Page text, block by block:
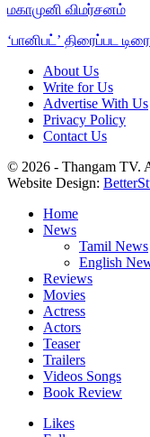
மகாமுனி விமர்சனம்
‘பானிபட்’ திரைப்பட
About Us
Write for Us
Advertise With Us
Privacy Policy
Contact Us
© 2026 - Thangam TV.
Website Design:
Home
News
Tamil News
English
Reviews
Movies
Actress
Actors
Teaser
Trailers
Videos Songs
Book Review
Likes